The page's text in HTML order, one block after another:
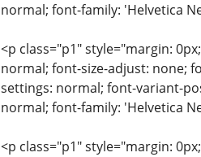
normal; font-family: 'Helvetica
<p class="p1" style="margin:
normal; font-size-adjust: none;
settings: normal; font-variant-
normal; font-family: 'Helvetica
<p class="p1" style="margin: